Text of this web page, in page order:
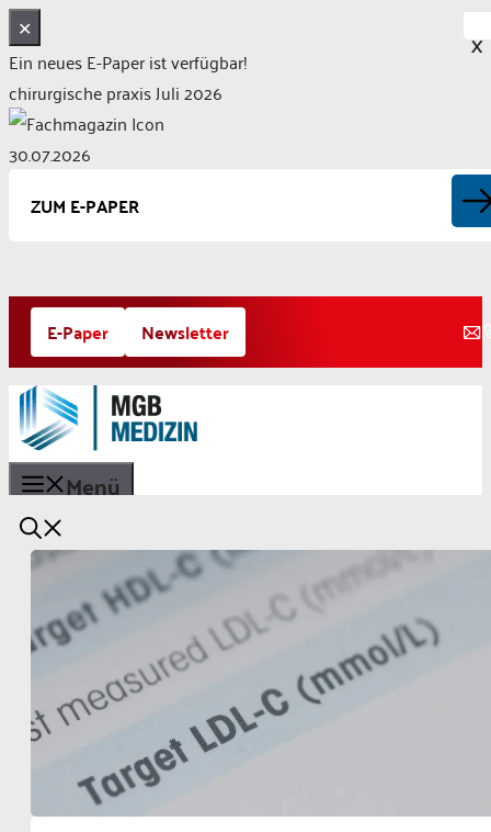
✕
Ein neues E-Paper ist verfügbar!
chirurgische praxis Juli 2026
30.07.2026
ZUM E-PAPER
Zum
Inhalt
springen
E-Paper Newsletter
Menü
X